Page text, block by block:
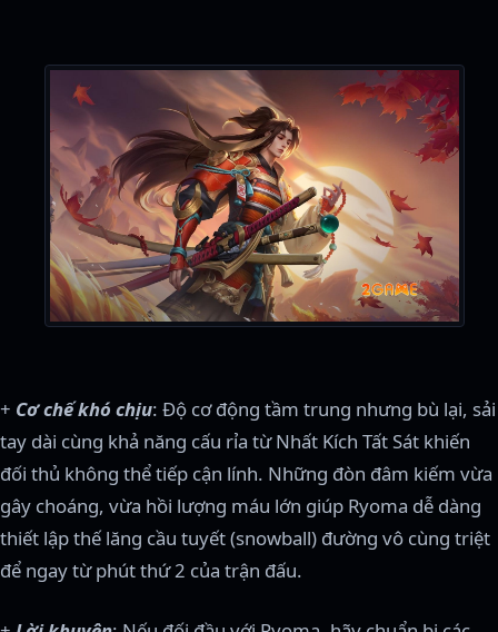
+ Cơ chế khó chịu: Độ cơ động tầm trung nhưng bù lại, sải
tay dài cùng khả năng cấu rỉa từ Nhất Kích Tất Sát khiến
đối thủ không thể tiếp cận lính. Những đòn đâm kiếm vừa
gây choáng, vừa hồi lượng máu lớn giúp Ryoma dễ dàng
thiết lập thế lăng cầu tuyết (snowball) đường vô cùng triệt
để ngay từ phút thứ 2 của trận đấu.